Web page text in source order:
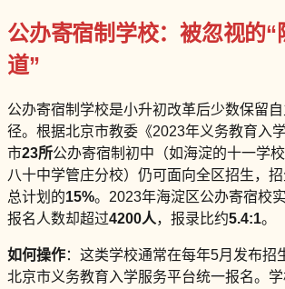
公办寄宿制学校：被忽视的“
道”
公办寄宿制学校是小升初改革后少数保留
径。根据北京市教委《2023年义务教育入
市23所公办寄宿制初中（如海淀的十一学
八十中学管庄分校）仍可面向全区招生，
总计划的15%。2023年海淀区公办寄宿校
报名人数却超过4200人，报录比约5.4:1。
如何操作：这类学校通常在每年5月发布招
北京市义务教育入学服务平台统一报名。